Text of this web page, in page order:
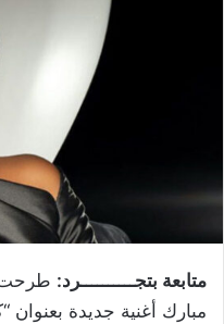
متابعة بتجــــــــــرد: طرحت
مبارك أغنية جديدة